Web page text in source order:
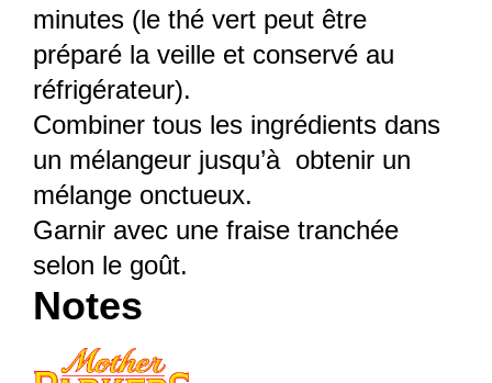
minutes (le thé vert peut être
préparé la veille et conservé au
réfrigérateur).
Combiner tous les ingrédients dans
un mélangeur jusqu’à obtenir un
mélange onctueux.
Garnir avec une fraise tranchée
selon le goût.
Notes